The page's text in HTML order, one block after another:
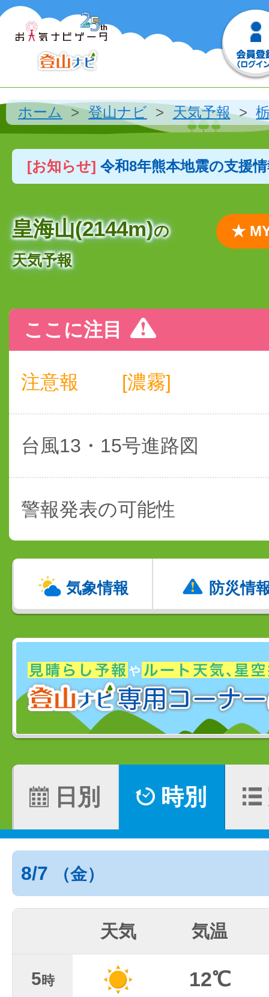
ホーム 登山ナビ 天気予報
[お知らせ] 令和8年熊本地震の支援
皇海山(2144m)の
天気予報
★
ここに注目
注意報 [濃霧]
台風13・15号進路図
警報発表の可能性
気象情報 防災情
日別 時別
8/7 （金）
天気 気温
5時 12℃